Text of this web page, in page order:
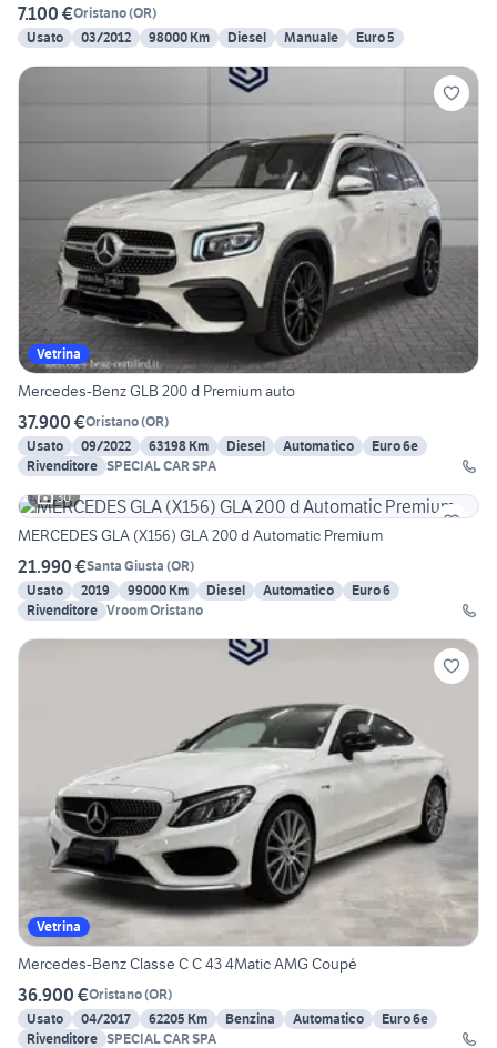
7.100 €Oristano(OR)
Usato
03/2012 98000 Km Diesel Manuale Euro 5
Vetrina
Mercedes-Benz GLB 200 d Premium auto
37.900 €Oristano(OR)
Usato
09/2022 63198 Km Diesel Automatico
Euro 6e
Rivenditore SPECIAL CAR SPA
30
MERCEDES GLA (X156) GLA 200 d Automatic Premium
21.990 €Santa Giusta (OR)
Usato
2019 99000 Km Diesel Automatico
Euro 6
Rivenditore Vroom Oristano
Vetrina
Mercedes-Benz Classe C C 43 4Matic AMG Coupé
36.900 €Oristano(OR)
Usato
04/2017 62205 Km Benzina Automatico
Euro 6e
Rivenditore SPECIAL CAR SPA